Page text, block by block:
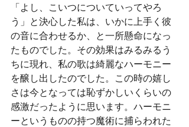
「よし、こいつについていってやろ
う」と決心した私は、いかに上手く彼
の音に合わせるか、と一所懸命になっ
たものでした。その効果はみるみるう
ちに現れ、私の歌は綺麗なハーモニー
を醸し出したのでした。この時の嬉し
さは今となっては恥ずかしいくらいの
感激だったように思います。ハーモニ
ーというものの持つ魔術に捕らわれた